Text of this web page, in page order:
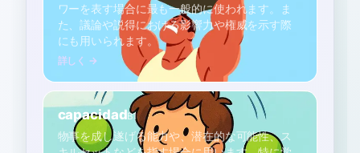
ワーを表す場合に最も一般的に使われます。ま
た、議論や説得における影響力や権威を示す際
にも用いられます。
詳しく →
capacidadB1
物事を成し遂げる能力や、潜在的な可能性、ス